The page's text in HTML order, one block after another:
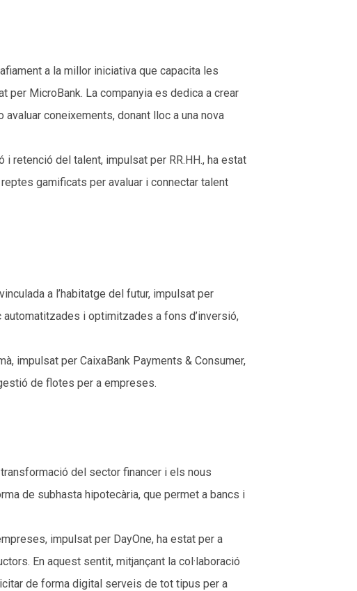
a la millor iniciativa que capacita les
MicroBank. La companyia es dedica a crear
coneixements, donant lloc a una nova
retenció del talent, impulsat per RR.HH., ha estat
gamificats per avaluar i connectar talent
a l’habitatge del futur, impulsat per
i optimitzades a fons d’inversió,
impulsat per CaixaBank Payments & Consumer,
de flotes per a empreses.
del sector financer i els nous
de subhasta hipotecària, que permet a bancs i
impulsat per DayOne, ha estat per a
En aquest sentit, mitjançant la col·laboració
de forma digital serveis de tot tipus per a